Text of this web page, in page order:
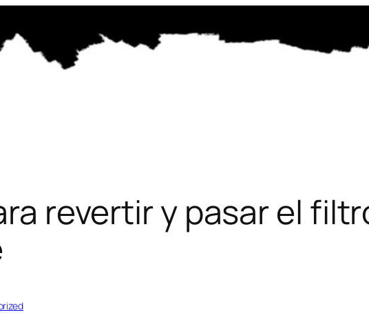
revertir y pasar el